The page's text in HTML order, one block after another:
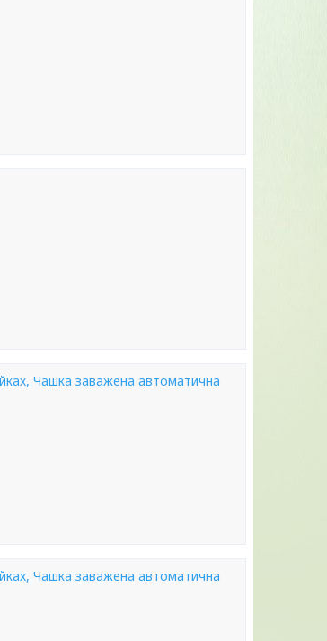
Чашка заважена автоматична
Чашка заважена автоматична